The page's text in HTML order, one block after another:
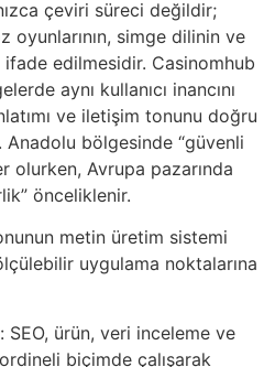
çeviri süreci değildir;
oyunlarının, simge dilinin ve
edilmesidir. Casinomhub
aynı kullanıcı inancını
ve iletişim tonunu doğru
Anadolu bölgesinde “güvenli
olurken, Avrupa pazarında
önceliklenir.
metin üretim sistemi
uygulama noktalarına
SEO, ürün, veri inceleme ve
biçimde çalışarak